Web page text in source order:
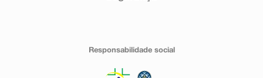
Responsabilidade social